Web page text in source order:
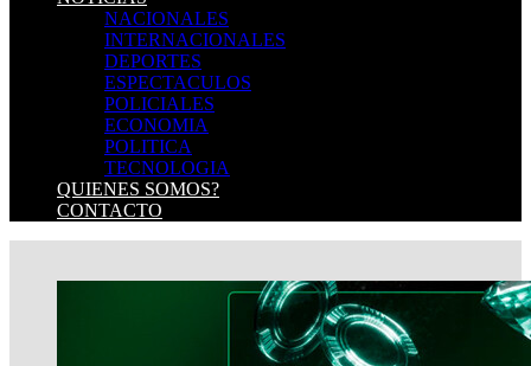
NACIONALES
INTERNACIONALES
DEPORTES
ESPECTACULOS
POLICIALES
ECONOMIA
POLITICA
TECNOLOGIA
QUIENES SOMOS?
CONTACTO